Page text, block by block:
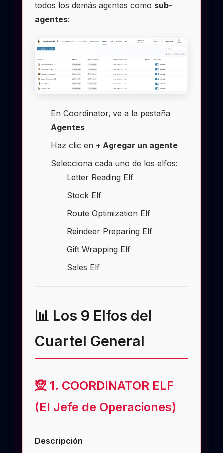
todos los demás agentes como sub-
agentes:
En Coordinator, ve a la pestaña
Agentes
Haz clic en + Agregar un agente
Selecciona cada uno de los elfos:
Letter Reading Elf
Stock Elf
Route Optimization Elf
Reindeer Preparing Elf
Gift Wrapping Elf
Sales Elf
📊 Los 9 Elfos del
Cuartel General
🧝 1. COORDINATOR ELF
(El Jefe de Operaciones)
Descripción